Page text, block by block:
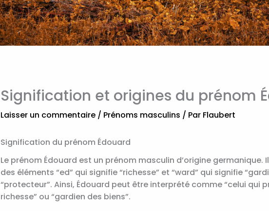
Signification et origines du prénom
Laisser un commentaire / Prénoms masculins / Par Flaubert
Signification du prénom Édouard
Le prénom Édouard est un prénom masculin d’origine germanique.
des éléments “ed” qui signifie “richesse” et “ward” qui signifie
“protecteur”. Ainsi, Édouard peut être interprété comme “celui qui
richesse” ou “gardien des biens”.